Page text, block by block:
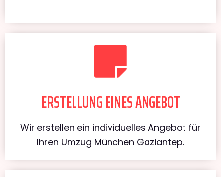
ERSTELLUNG EINES ANGEBOT
Wir erstellen ein individuelles Angebot für
Ihren Umzug München Gaziantep.